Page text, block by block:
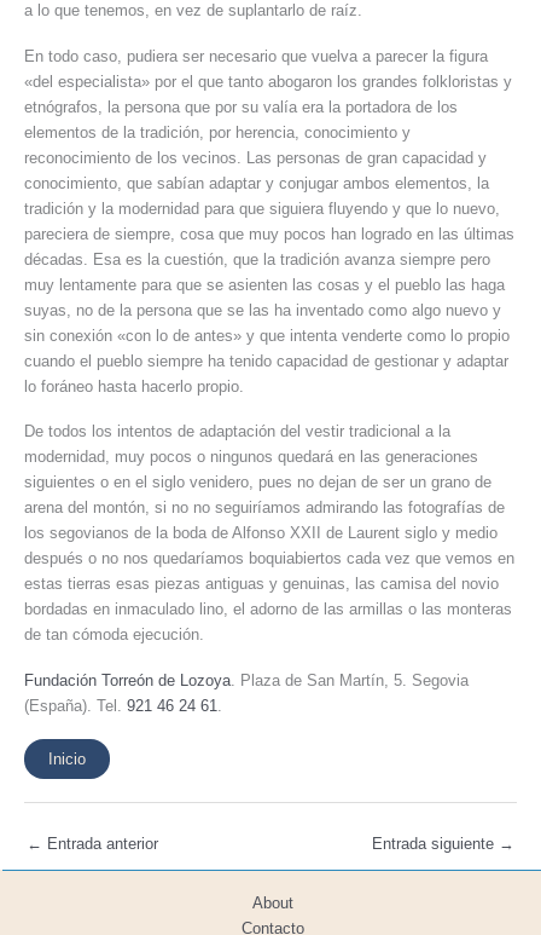
a lo que tenemos, en vez de suplantarlo de raíz.
En todo caso, pudiera ser necesario que vuelva a parecer la figura
«del especialista» por el que tanto abogaron los grandes folkloristas y
etnógrafos, la persona que por su valía era la portadora de los
elementos de la tradición, por herencia, conocimiento y
reconocimiento de los vecinos. Las personas de gran capacidad y
conocimiento, que sabían adaptar y conjugar ambos elementos, la
tradición y la modernidad para que siguiera fluyendo y que lo nuevo,
pareciera de siempre, cosa que muy pocos han logrado en las últimas
décadas. Esa es la cuestión, que la tradición avanza siempre pero
muy lentamente para que se asienten las cosas y el pueblo las haga
suyas, no de la persona que se las ha inventado como algo nuevo y
sin conexión «con lo de antes» y que intenta venderte como lo propio
cuando el pueblo siempre ha tenido capacidad de gestionar y adaptar
lo foráneo hasta hacerlo propio.
De todos los intentos de adaptación del vestir tradicional a la
modernidad, muy pocos o ningunos quedará en las generaciones
siguientes o en el siglo venidero, pues no dejan de ser un grano de
arena del montón, si no no seguiríamos admirando las fotografías de
los segovianos de la boda de Alfonso XXII de Laurent siglo y medio
después o no nos quedaríamos boquiabiertos cada vez que vemos en
estas tierras esas piezas antiguas y genuinas, las camisa del novio
bordadas en inmaculado lino, el adorno de las armillas o las monteras
de tan cómoda ejecución.
Fundación Torreón de Lozoya . Plaza de San Martín, 5. Segovia
(España). Tel. 921 46 24 61
Inicio
← Entrada anterior Entrada siguiente →
About
Contacto